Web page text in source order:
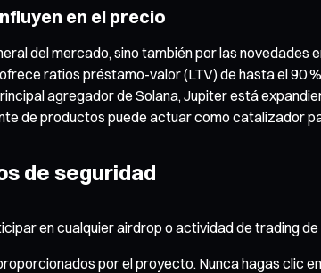
en el precio
del mercado, sino también por las
ratios préstamo-valor (LTV) de hasta el 90
agregador de Solana, Jupiter está
de productos puede actuar como catalizador
de seguridad
en cualquier airdrop o actividad de trading
por el proyecto. Nunca hagas clic